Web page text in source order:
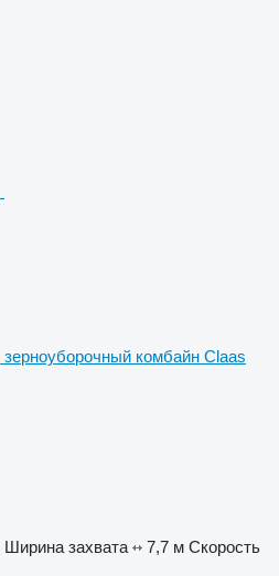
зерноуборочный комбайн Claas
Ширина захвата 7,7 м Скорость